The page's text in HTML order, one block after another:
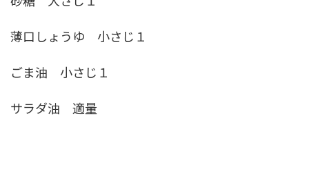
薄口しょうゆ 小さじ１
ごま油 小さじ１
サラダ油 適量